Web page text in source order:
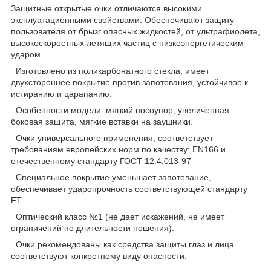
Защитные открытые очки отличаются высокими
эксплуатационными свойствами. Обеспечивают защиту
пользователя от брызг опасных жидкостей, от ультрафиолета,
высокоскоростных летящих частиц с низкоэнергетическим
ударом.
Изготовлено из поликарбонатного стекла, имеет
двухстороннее покрытие против запотевания, устойчивое к
истиранию и царапанию.
Особенности модели: мягкий носоупор, увеличенная
боковая защита, мягкие вставки на заушники.
Очки универсального применения, соответствует
требованиям европейских норм по качеству: EN166 и
отечественному стандарту ГОСТ 12.4.013-97
Специальное покрытие уменьшает запотевание,
обеспечивает ударопрочность соответствующей стандарту
FT.
Оптический класс №1 (не дает искажений, не имеет
ограничений по длительности ношения).
Очки рекомендованы как средства защиты глаз и лица
соответствуют конкретному виду опасности.